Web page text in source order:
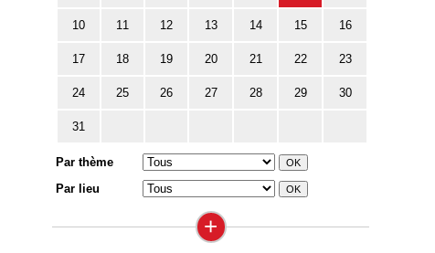
10 11 12 13 14 15 16
17 18 19 20 21 22 23
24 25 26 27 28 29 30
31
Par thème
Par lieu
+